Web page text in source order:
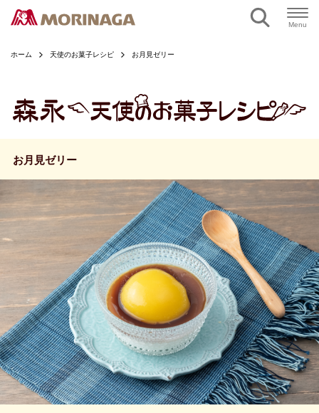
Menu
ホーム 天使のお菓子レシピ お月見ゼリー
お月見ゼリー